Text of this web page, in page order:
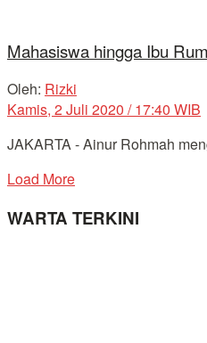
Mahasiswa hingga Ibu
Oleh: Rizki
Kamis, 2 Juli 2020 / 17:40 WIB
JAKARTA - Ainur Rohmah
Load More
WARTA TERKINI